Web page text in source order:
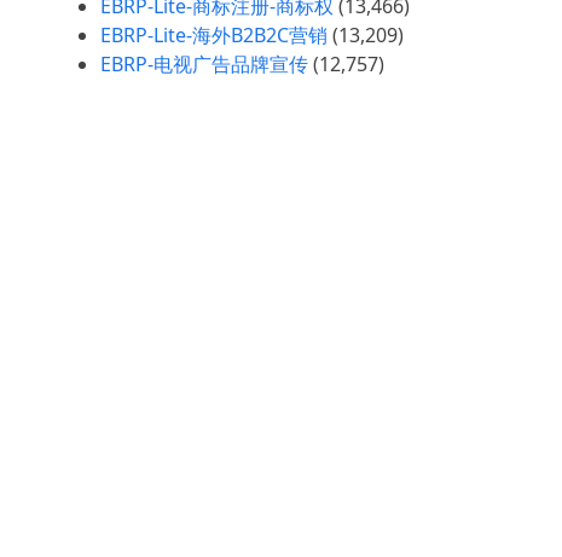
EBRP-Lite-商标注册-商标权 (13,466)
EBRP-Lite-海外B2B2C营销 (13,209)
EBRP-电视广告品牌宣传(12,757)